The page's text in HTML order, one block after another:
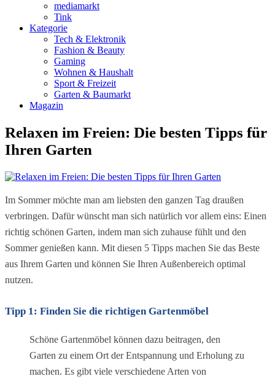
mediamarkt
Tink
Kategorie
Tech & Elektronik
Fashion & Beauty
Gaming
Wohnen & Haushalt
Sport & Freizeit
Garten & Baumarkt
Magazin
Relaxen im Freien: Die besten Tipps für
Ihren Garten
Im Sommer möchte man am liebsten den ganzen Tag draußen
verbringen. Dafür wünscht man sich natürlich vor allem eins: Einen
richtig schönen Garten, indem man sich zuhause fühlt und den
Sommer genießen kann. Mit diesen 5 Tipps machen Sie das Beste
aus Ihrem Garten und können Sie Ihren Außenbereich optimal
nutzen.
Tipp 1: Finden Sie die richtigen Gartenmöbel
Schöne Gartenmöbel können dazu beitragen, den
Garten zu einem Ort der Entspannung und Erholung zu
machen. Es gibt viele verschiedene Arten von